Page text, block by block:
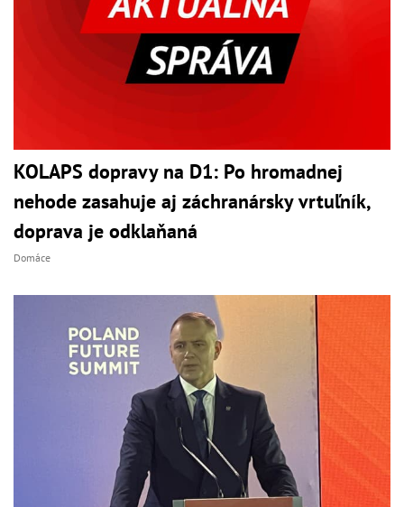
KOLAPS dopravy na D1: Po hromadnej
nehode zasahuje aj záchranársky vrtuľník,
doprava je odklaňaná
Domáce